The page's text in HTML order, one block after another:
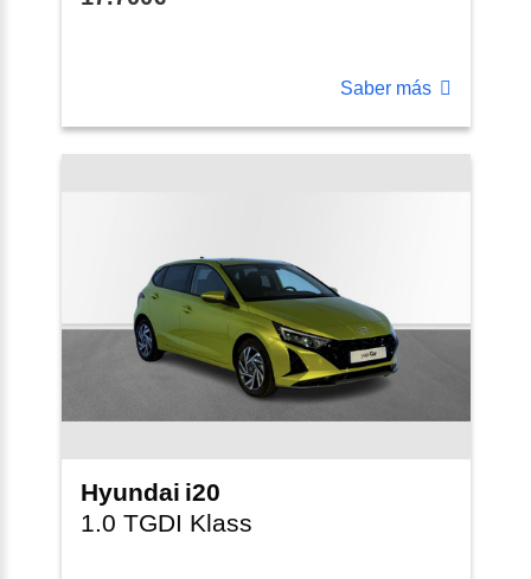
Saber más
Hyundai i20
1.0 TGDI Klass